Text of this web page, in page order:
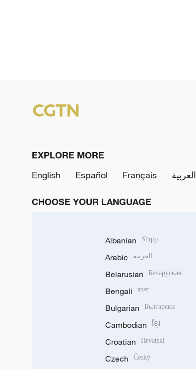
EXPLORE MORE
English
Español Français العربية
CHOOSE YOUR LANGUAGE
Albanian Shqip
Arabic العربية
Belarusian Беларуская
Bengali বাংলা
Bulgarian Български
Cambodian ខ្មែរ
Croatian Hrvatski
Czech Český